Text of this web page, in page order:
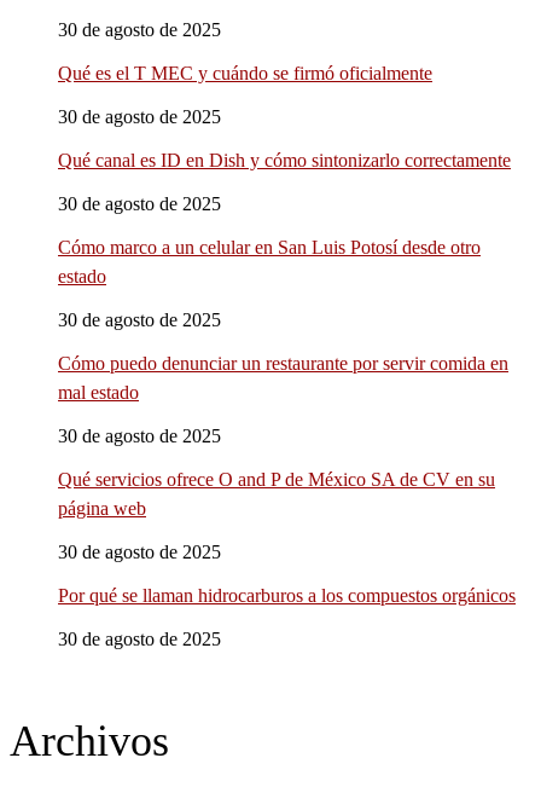
30 de agosto de 2025
Qué es el T MEC y cuándo se firmó oficialmente
30 de agosto de 2025
Qué canal es ID en Dish y cómo sintonizarlo correctamente
30 de agosto de 2025
Cómo marco a un celular en San Luis Potosí desde otro
estado
30 de agosto de 2025
Cómo puedo denunciar un restaurante por servir comida en
mal estado
30 de agosto de 2025
Qué servicios ofrece O and P de México SA de CV en su
página web
30 de agosto de 2025
Por qué se llaman hidrocarburos a los compuestos orgánicos
30 de agosto de 2025
Archivos